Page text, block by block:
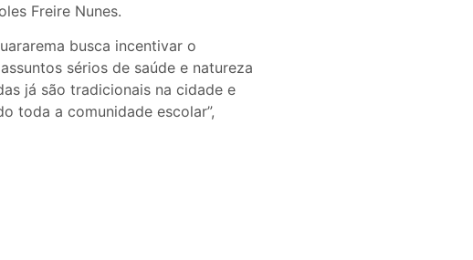
Freire Nunes.
busca incentivar o
sérios de saúde e natureza
já são tradicionais na cidade e
toda a comunidade escolar”,